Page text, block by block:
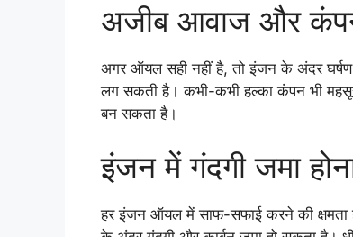
अजीब आवाज और
अगर ऑयल सही नहीं है, तो इंजन के अंदर
लग सकती है। कभी-कभी हल्का कंपन भी
बन सकता है।
इंजन में गंदगी जमा
हर इंजन ऑयल में साफ-सफाई करने की क्षमता